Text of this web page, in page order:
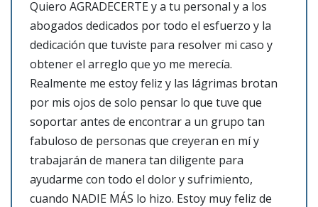
Quiero AGRADECERTE y a tu personal y a los
abogados dedicados por todo el esfuerzo y la
dedicación que tuviste para resolver mi caso y
obtener el arreglo que yo me merecía.
Realmente me estoy feliz y las lágrimas brotan
por mis ojos de solo pensar lo que tuve que
soportar antes de encontrar a un grupo tan
fabuloso de personas que creyeran en mí y
trabajarán de manera tan diligente para
ayudarme con todo el dolor y sufrimiento,
cuando NADIE MÁS lo hizo. Estoy muy feliz de